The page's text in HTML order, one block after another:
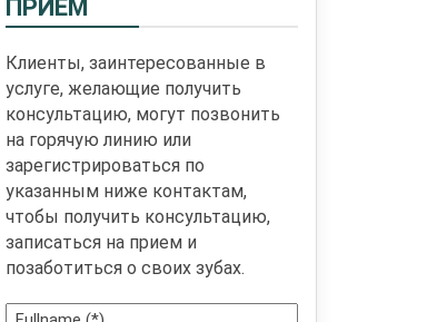
ПРИЕМ
Клиенты, заинтересованные в
услуге, желающие получить
консультацию, могут позвонить
на горячую линию или
зарегистрироваться по
указанным ниже контактам,
чтобы получить консультацию,
записаться на прием и
позаботиться о своих зубах.